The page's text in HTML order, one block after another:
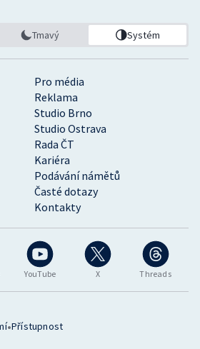
YouTube X Threads
Pro média
Reklama
Studio Brno
Studio Ostrava
Rada ČT
Kariéra
Podávání námětů
Časté dotazy
Kontakty
Tmavý Systém
•Přístupnost